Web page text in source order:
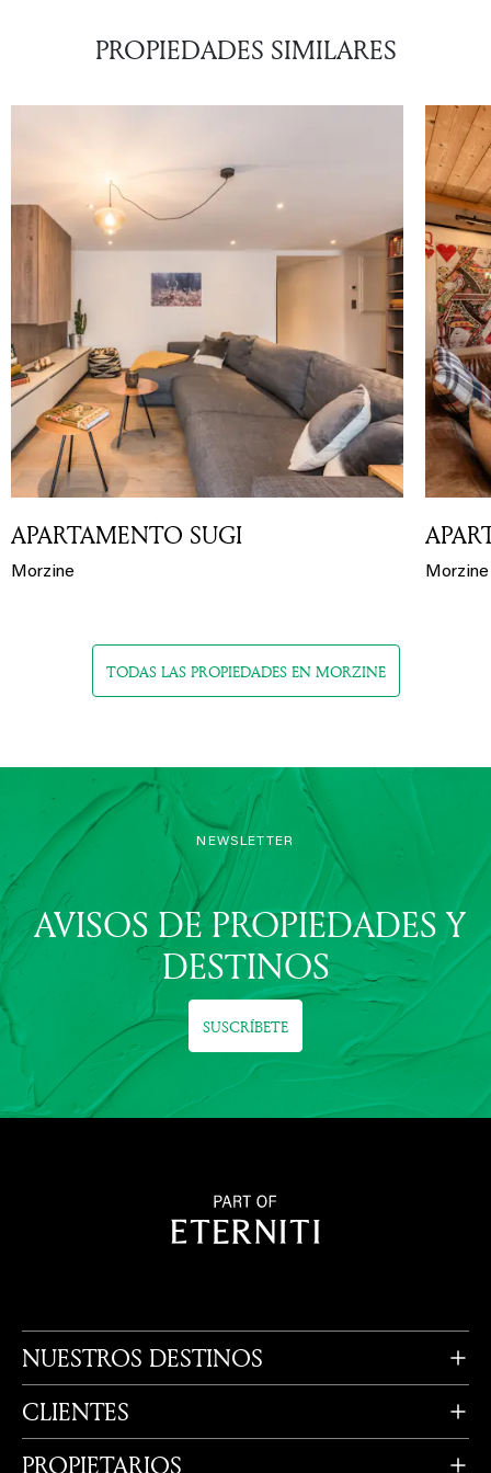
PROPIEDADES SIMILARES
APARTAMENTO SUGI
Morzine Morzine
TODAS LAS PROPIEDADES EN MORZINE
NEWSLETTER
AVISOS DE PROPIEDADES Y
DESTINOS
SUSCRÍBETE
NUESTROS DESTINOS
CLIENTES
PROPIETARIOS